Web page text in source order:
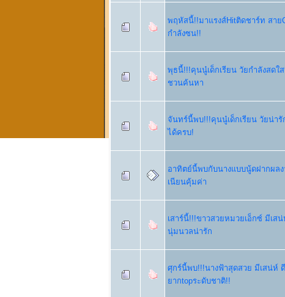
พฤหัสนี้!!มาแรงส์Hitติดชาร์ท สา
กำลังซน!!
พุธนี้!!!คุนนู๋เด็กเรียน วัยกำลังสด
ชวนค้นหา
จันทร์นี้พบ!!!คุนนู๋เด็กเรียน วัยน่า
ได้ครบ!
อาทิตย์นี้พบกับนางแบบนู้ดฝากผล
เนียนคุ้มค่า
เสาร์นี้!!!ขาวสวยหมวยเอ็กซ์ มีเ
นุ่มนวลน่ารัก
ศุกร์นี้พบ!!!นางฟ้าสุดสวย มีเสน่ห์
ยากtopระดับชาติ!!